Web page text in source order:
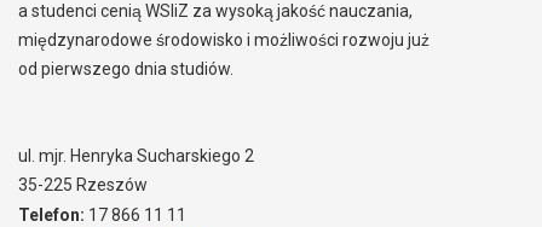
a studenci cenią WSIiZ za wysoką jakość nauczania,
międzynarodowe środowisko i możliwości rozwoju już
od pierwszego dnia studiów.
ul. mjr. Henryka Sucharskiego 2
35-225 Rzeszów
Telefon: 17 866 11 11